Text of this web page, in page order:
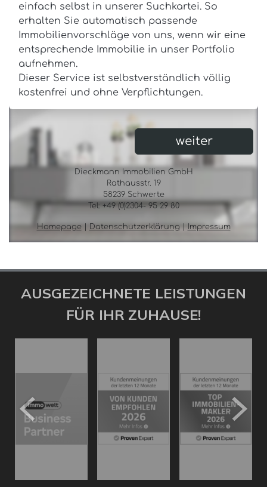
AUSGEZEICHNETE LEISTUNGEN
FÜR IHR ZUHAUSE!